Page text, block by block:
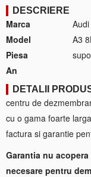
DESCRIERE
Marca
Audi
Model
A3
Piesa
An
DETALII
centru de
cu o gama foarte
factura si garantie
Garantia nu
necesare pentru